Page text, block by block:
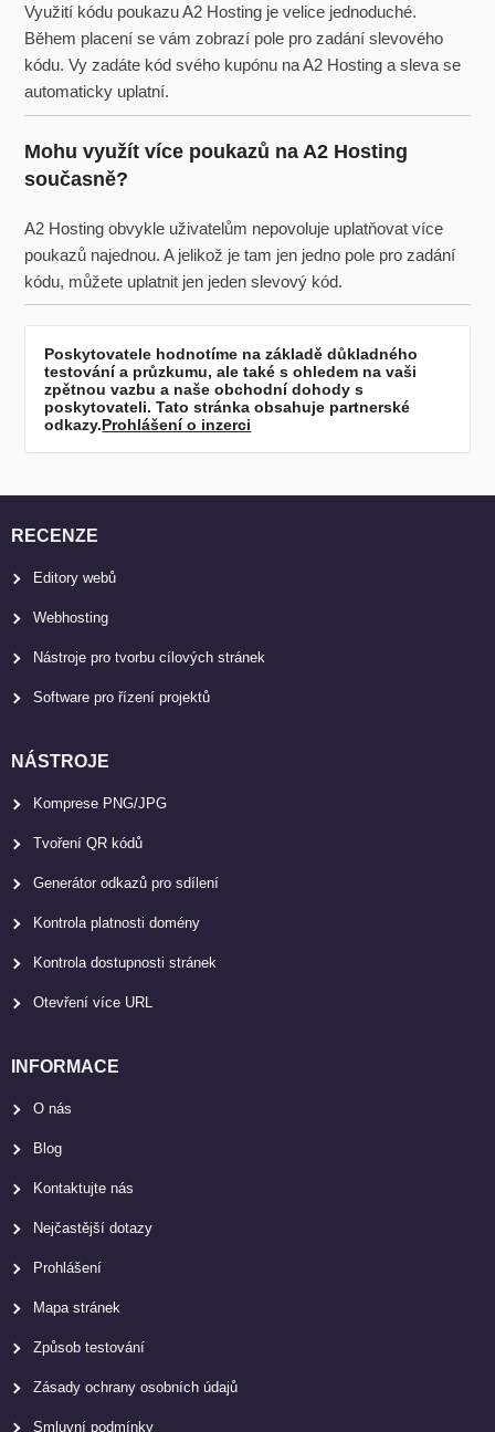
Využití kódu poukazu A2 Hosting je velice jednoduché.
Během placení se vám zobrazí pole pro zadání slevového
kódu. Vy zadáte kód svého kupónu na A2 Hosting a sleva se
automaticky uplatní.
Mohu využít více poukazů na A2 Hosting
současně?
A2 Hosting obvykle uživatelům nepovoluje uplatňovat více
poukazů najednou. A jelikož je tam jen jedno pole pro zadání
kódu, můžete uplatnit jen jeden slevový kód.
Poskytovatele hodnotíme na základě důkladného
testování a průzkumu, ale také s ohledem na vaši
zpětnou vazbu a naše obchodní dohody s
poskytovateli. Tato stránka obsahuje partnerské
odkazy.Prohlášení o inzerci
RECENZE
Editory webů
Webhosting
Nástroje pro tvorbu cílových stránek
Software pro řízení projektů
NÁSTROJE
Komprese PNG/JPG
Tvoření QR kódů
Generátor odkazů pro sdílení
Kontrola platnosti domény
Kontrola dostupnosti stránek
Otevření více URL
INFORMACE
O nás
Blog
Kontaktujte nás
Nejčastější dotazy
Prohlášení
Mapa stránek
Způsob testování
Zásady ochrany osobních údajů
Smluvní podmínky